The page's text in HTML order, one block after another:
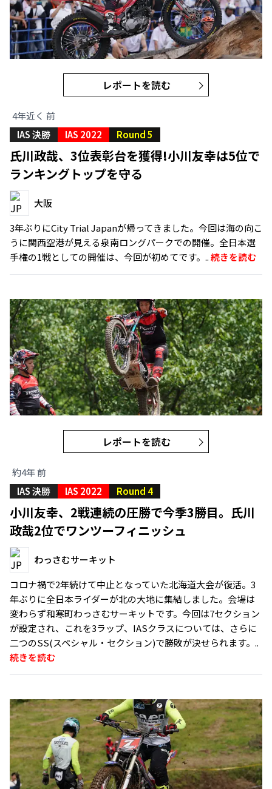
レポートを読む
4年近く 前
IAS 決勝
IAS 2022 Round 5
氏川政哉、3位表彰台を獲得!小川友幸は5位で
ランキングトップを守る
大阪
3年ぶりにCity Trial Japanが帰ってきました。今回は海の向こ
うに関西空港が見える泉南ロングパークでの開催。全日本選
手権の1戦としての開催は、今回が初めてです。..続きを読む
レポートを読む
約4年 前
IAS 決勝
IAS 2022 Round 4
小川友幸、2戦連続の圧勝で今季3勝目。氏川
政哉2位でワンツーフィニッシュ
わっさむサーキット
コロナ禍で2年続けて中止となっていた北海道大会が復活。3
年ぶりに全日本ライダーが北の大地に集結しました。会場は
変わらず和寒町わっさむサーキットです。今回は7セクション
が設定され、これを3ラップ、IASクラスについては、さらに
二つのSS(スペシャル・セクション)で勝敗が決せられます。..
続きを読む